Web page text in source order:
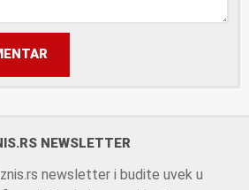
NEWSLETTER
newsletter i budite uvek u